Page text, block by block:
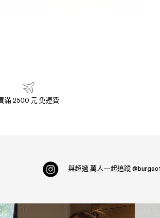
滿 2500 元 免運費
與超過 萬人一起追蹤